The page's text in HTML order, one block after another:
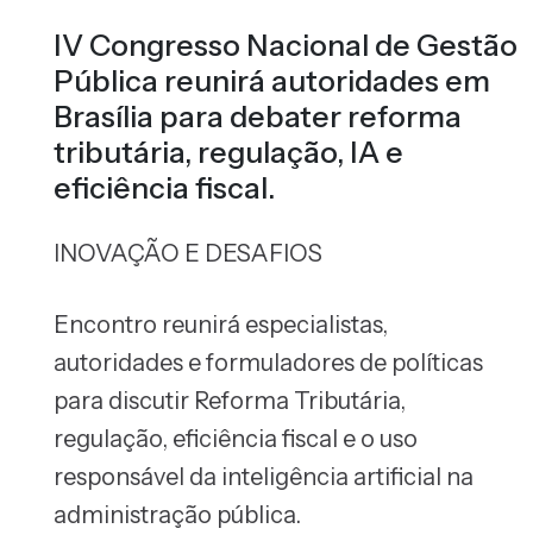
IV Congresso Nacional de Gestão
Pública reunirá autoridades em
Brasília para debater reforma
tributária, regulação, IA e
eficiência fiscal.
INOVAÇÃO E DESAFIOS
Encontro reunirá especialistas,
autoridades e formuladores de políticas
para discutir Reforma Tributária,
regulação, eficiência fiscal e o uso
responsável da inteligência artificial na
administração pública.